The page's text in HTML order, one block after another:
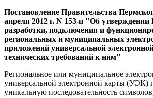
Постановление Правительства
апреля 2012 г. N 153-п "Об
разработки, подключения и
региональных и муниципальных
приложений универсальной
технических требований к ним"
Региональное или муниципальное
универсальной электронной карты (УЭК)
уникальную последовательность